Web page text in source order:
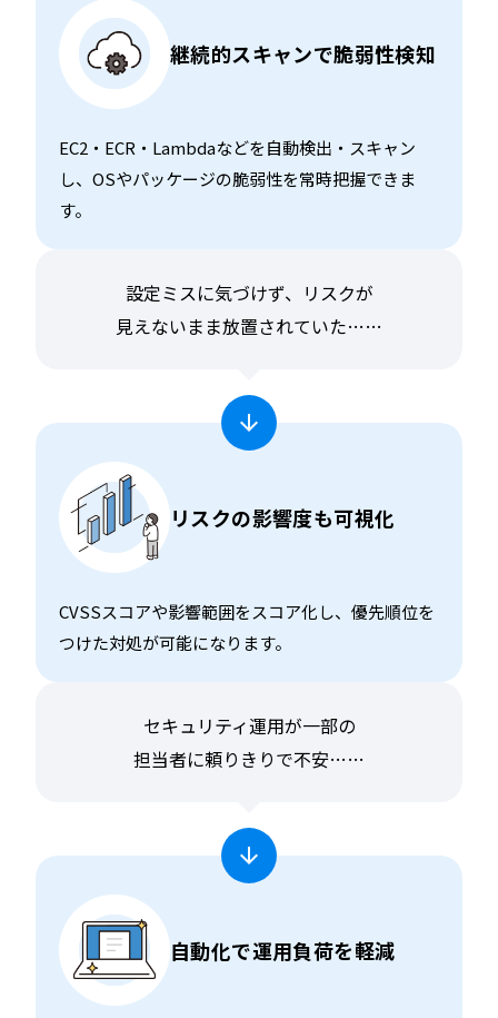
継続的スキャンで脆弱性検知
EC2・ECR・Lambdaなどを自動検出・スキャン
し、OSやパッケージの脆弱性を常時把握できま
す。
設定ミスに気づけず、リスクが
見えないまま放置されていた……
リスクの影響度も可視化
CVSSスコアや影響範囲をスコア化し、優先順位を
つけた対処が可能になります。
セキュリティ運用が一部の
担当者に頼りきりで不安……
自動化で運用負荷を軽減